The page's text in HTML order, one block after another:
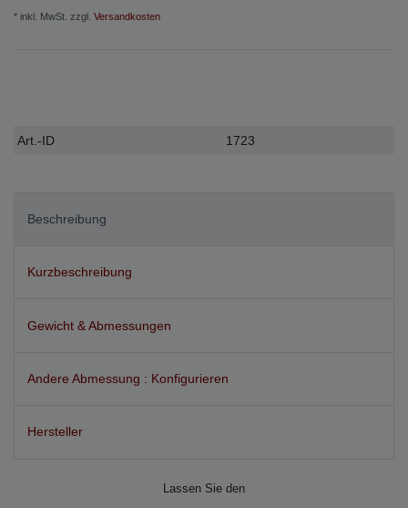
* inkl. MwSt. zzgl. Versandkosten
Technisches
Wert
Art.-ID 1723
Beschreibung
Kurzbeschreibung
Gewicht & Abmessungen
Andere Abmessung : Konfigurieren
Hersteller
Lassen Sie den